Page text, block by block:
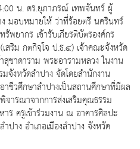
น. ดร.ยุภาภรณ์ เทพจันทร์ ผู้
มอบหมายให้ ว่าที่ร้อยตรี นครินทร์
พยากร เข้ารับเกียรติบัตรองค์กร
ริม กตกิจฺโจ ป.ธ.๔) เจ้าคณะจังหวัด
สุชาดาราม พระอารามหลวง ในงาน
งหวัดลำปาง จัดโดยสำนักงาน
ชีวศึกษาลำปางเป็นสถานศึกษาที่มีผล
ารณาจากการส่งเสริมคุณธรรม
ร ครูเข้าร่วมงาน ณ อาคารศิลปะ
าง อำเภอเมืองลำปาง จังหวัด